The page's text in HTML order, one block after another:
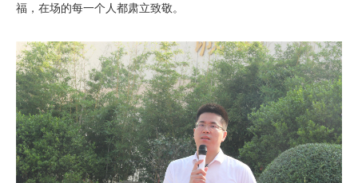
福，在场的每一个人都肃立致敬。